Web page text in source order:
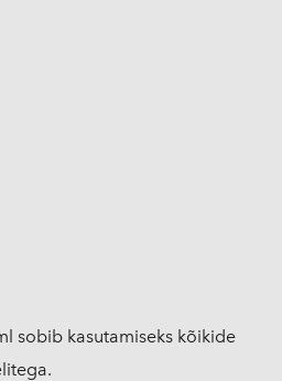
sobib kasutamiseks kõikide